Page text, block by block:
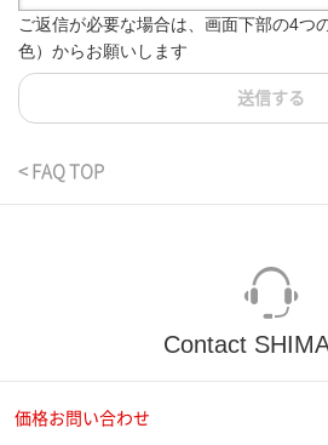
ご返信が必要な場合は、画面下部の4つ
色）からお願いします
送信する
< FAQ TOP
Contact
価格お問い合わせ